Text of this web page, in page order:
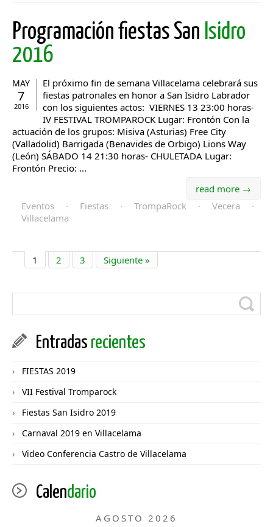
Programación fiestas San Isidro
2016
MAY
7
2016
El próximo fin de semana Villacelama celebrará sus
fiestas patronales en honor a San Isidro Labrador
con los siguientes actos: VIERNES 13 23:00 horas-
IV FESTIVAL TROMPAROCK Lugar: Frontón Con la
actuación de los grupos: Misiva (Asturias) Free City
(Valladolid) Barrigada (Benavides de Orbigo) Lions Way
(León) SÁBADO 14 21:30 horas- CHULETADA Lugar:
Frontón Precio: ...
read more →
Eventos
· Fiestas · TrompaRock · Vecera
·
Villacelama
1 2 3 Siguiente »
Entradas recientes
FIESTAS 2019
VII Festival Tromparock
Fiestas San Isidro 2019
Carnaval 2019 en Villacelama
Video Conferencia Castro de Villacelama
Calendario
AGOSTO 2026